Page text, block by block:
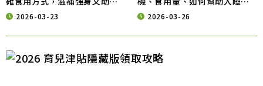
神 2026-03-23
常見注意事項大公開
2026-03-26